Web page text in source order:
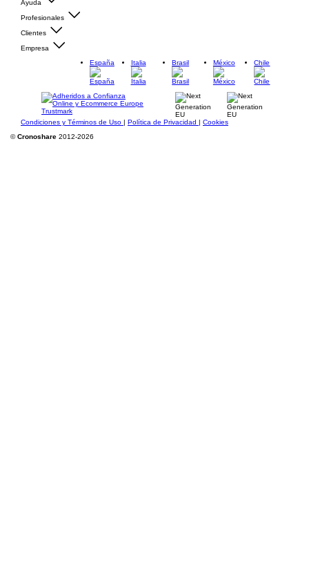
Ayuda
Profesionales
Clientes
Empresa
España
Italia Brasil México Chile
Condiciones y Términos de Uso | Política de Privacidad | Cookies
©Cronoshare 2012-2026